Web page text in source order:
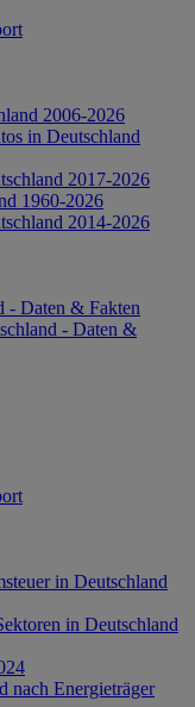
2006-2026
in Deutschland
2017-2026
1960-2026
2014-2026
- Daten & Fakten
- Daten &
in Deutschland
in Deutschland
nach Energieträger